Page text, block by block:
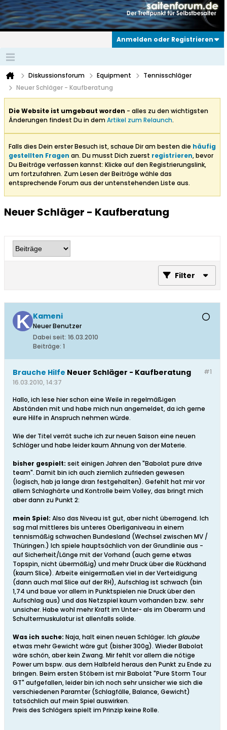
Anmelden oder Registrieren
Diskussionsforum Equipment
Tennisschläger
Neuer Schläger - Kaufberatung
Die Website ist umgebaut worden - alles zu den wichtigsten
Änderungen findest Du in demArtikel zum Relaunch.
Falls dies Dein erster Besuch ist, schaue Dir am besten die häufig
gestellten Fragen an. Du musst Dich zuerst registrieren, bevor
Du Beiträge verfassen kannst: Klicke auf den Registrierungslink,
um fortzufahren. Zum Lesen der Beiträge wähle das
entsprechende Forum aus der untenstehenden Liste aus.
Neuer Schläger - Kaufberatung
Filter
Kameni
Neuer Benutzer
Dabei seit: 16.03.2010
Beiträge: 1
#1
Brauche Hilfe Neuer Schläger - Kaufberatung
16.03.2010, 14:37
Hallo, ich lese hier schon eine Weile in regelmäßigen
Abständen mit und habe mich nun angemeldet, da ich gerne
eure Hilfe in Anspruch nehmen würde.
Wie der Titel verrät suche ich zur neuen Saison eine neuen
Schläger und habe leider kaum Ahnung von der Materie.
bisher gespielt: seit einigen Jahren den "Babolat pure drive
team". Damit bin ich auch ziemlich zufrieden gewesen
(logisch, hab ja lange dran festgehalten). Gefehlt hat mir vor
allem Schlaghärte und Kontrolle beim Volley, das bringt mich
aber dann zu Punkt 2:
mein Spiel: Also das Niveau ist gut, aber nicht überragend. Ich
sag mal mittleres bis unteres Oberliganiveau in einem
tennismäßig schwachen Bundesland (Wechsel zwischen MV /
Thüringen.) Ich spiele hauptsächlich von der Grundlinie aus -
auf Sicherheit/Länge mit der Vorhand (auch gerne etwas
Topspin, nicht übermäßig) und mehr Druck über die Rückhand
(kaum Slice). Arbeite einigermaßen viel in der Verteidigung
(dann auch mal Slice auf der RH), Aufschlag ist schwach (bin
1,74 und baue vor allem in Punktspielen nie Druck über den
Aufschlag aus) und das Netzspiel kaum vorhanden bzw. sehr
unsicher. Habe wohl mehr Kraft im Unter- als im Oberarm und
Schultermuskulatur ist allenfalls solide.
Was ich suche: Naja, halt einen neuen Schläger. Ich glaube
etwas mehr Gewicht wäre gut (bisher 300g). Wieder Babolat
wäre schön, aber kein Zwang. Mir fehlt vor allem die nötige
Power um bspw. aus dem Halbfeld heraus den Punkt zu Ende zu
bringen. Beim ersten Stöbern ist mir Babolat "Pure Storm Tour
GT" aufgefallen, leider bin ich noch sehr unsicher wie sich die
verschiedenen Paramter (Schlagfälle, Balance, Gewicht)
tatsächlich auf mein Spiel auswirken.
Preis des Schlägers spielt im Prinzip keine Rolle.